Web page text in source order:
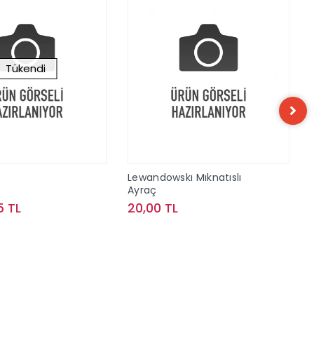
Tükendi
TL
Lewandowskı Mıknatıslı
Ayraç
20,00 TL